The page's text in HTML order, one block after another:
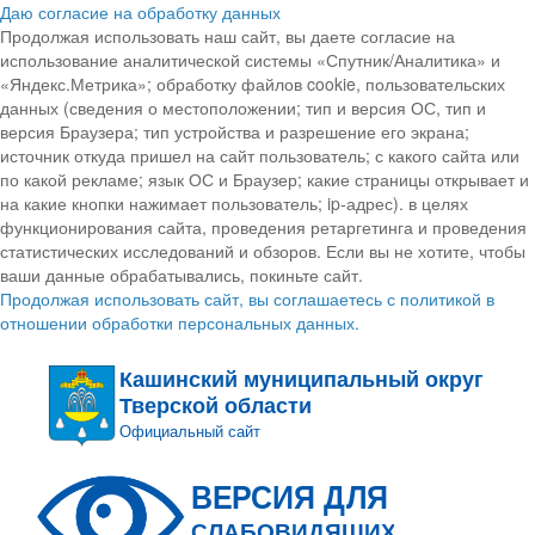
Даю согласие на обработку данных
Продолжая использовать наш сайт, вы даете согласие на
использование аналитической системы «Спутник/Аналитика» и
«Яндекс.Метрика»; обработку файлов cookie, пользовательских
данных (сведения о местоположении; тип и версия ОС, тип и
версия Браузера; тип устройства и разрешение его экрана;
источник откуда пришел на сайт пользователь; с какого сайта или
по какой рекламе; язык ОС и Браузер; какие страницы открывает и
на какие кнопки нажимает пользователь; ip-адрес). в целях
функционирования сайта, проведения ретаргетинга и проведения
статистических исследований и обзоров. Если вы не хотите, чтобы
ваши данные обрабатывались, покиньте сайт.
Продолжая использовать сайт, вы соглашаетесь с политикой в
отношении обработки персональных данных.